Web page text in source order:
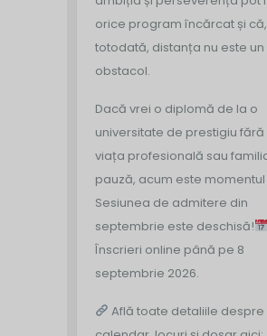
orice program încărcat și că,
totodată, distanța nu este un
obstacol.
Dacă vrei o diplomă de la o
universitate de prestigiu fără
viața profesională sau
pauză, acum este momentul
Sesiunea de admitere din
septembrie este deschisă!
Înscrieri online până pe 8
septembrie 2026.
Află toate detaliile despre